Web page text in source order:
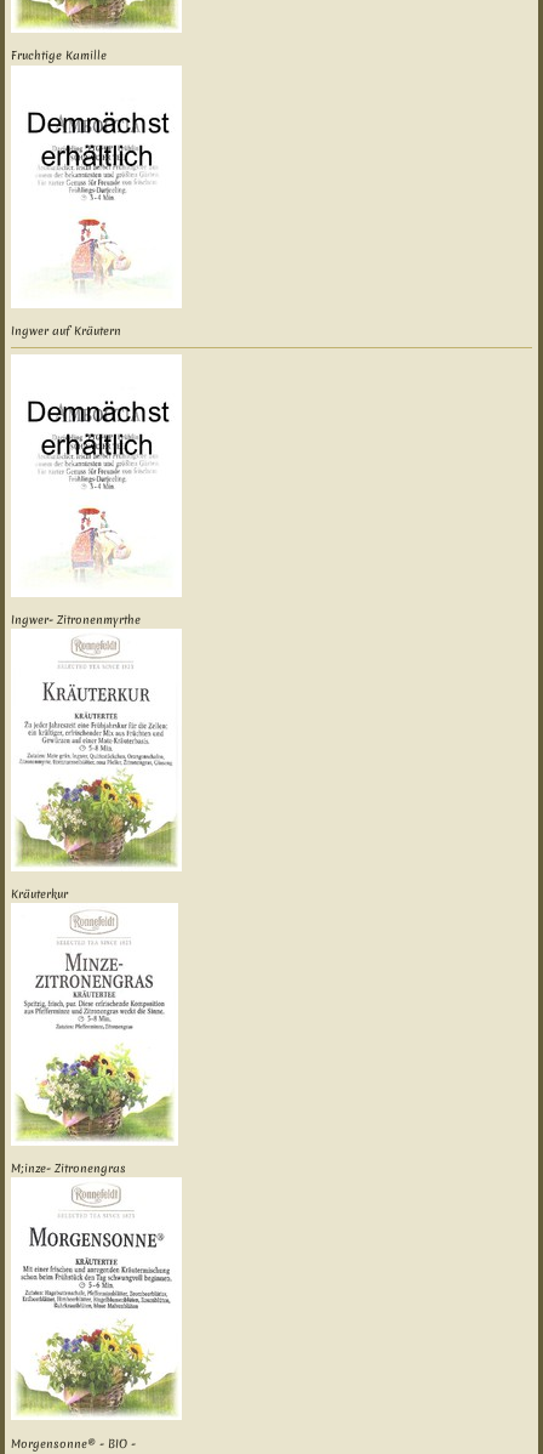
Fruchtige Kamille
Ingwer auf Kräutern
Ingwer- Zitronenmyrthe
Kräuterkur
M;inze- Zitronengras
Morgensonne® - BIO -